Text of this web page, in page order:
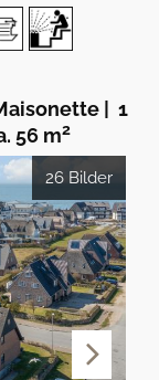
1
56 m2
26 Bilder